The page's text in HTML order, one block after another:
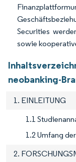
Securities
sowie
neobanking-
1. EINLEITUNG
1.1
1.2 Umfang
2.